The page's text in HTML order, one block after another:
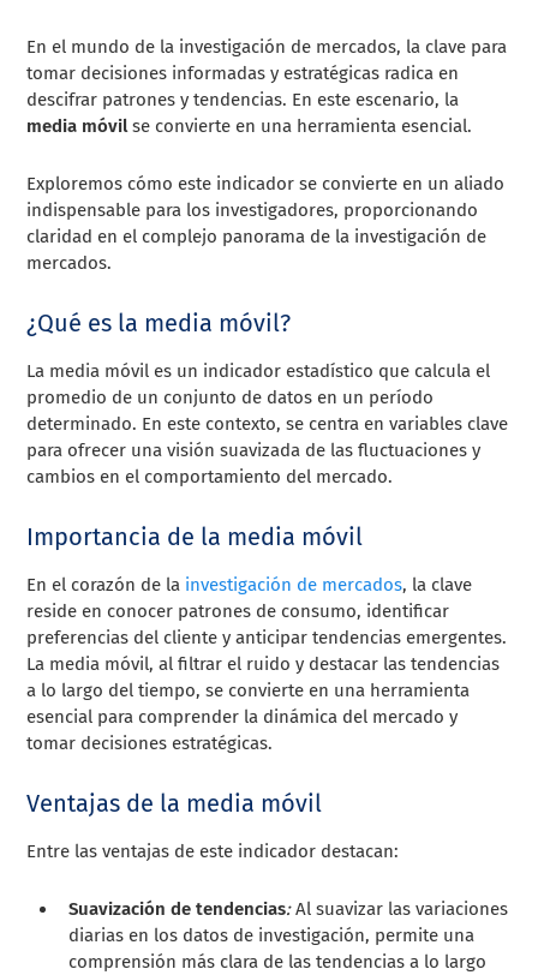
En el mundo de la investigación de mercados, la clave para
tomar decisiones informadas y estratégicas radica en
descifrar patrones y tendencias. En este escenario, la
media móvilse convierte en una herramienta esencial.
Exploremos cómo este indicador se convierte en un aliado
indispensable para los investigadores, proporcionando
claridad en el complejo panorama de la investigación de
mercados.
¿Qué es la media móvil?
La media móvil es un indicador estadístico que calcula el
promedio de un conjunto de datos en un período
determinado. En este contexto, se centra en variables clave
para ofrecer una visión suavizada de las fluctuaciones y
cambios en el comportamiento del mercado.
Importancia de la media móvil
En el corazón de la investigación de mercados, la clave
reside en conocer patrones de consumo, identificar
preferencias del cliente y anticipar tendencias emergentes.
La media móvil, al filtrar el ruido y destacar las tendencias
a lo largo del tiempo, se convierte en una herramienta
esencial para comprender la dinámica del mercado y
tomar decisiones estratégicas.
Ventajas de la media móvil
Entre las ventajas de este indicador destacan:
Suavización de tendencias:Al suavizar las variaciones
diarias en los datos de investigación, permite una
comprensión más clara de las tendencias a lo largo